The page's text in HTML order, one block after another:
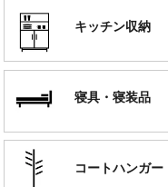
キッチン収納
寝具・寝装品
コートハンガー